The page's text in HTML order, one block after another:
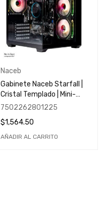
Naceb
Gabinete Naceb Starfall |
Cristal Templado | Mini-
Tower | Micro-ATX/Mini-
| USB 3.0 | Negro | NA-
0636N
7502262801225
$1,564.50
AÑADIR AL CARRITO